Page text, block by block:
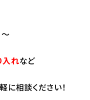
～
入れなど
に相談ください！